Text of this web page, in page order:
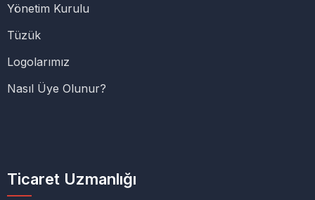
Yönetim Kurulu
Tüzük
Logolarımız
Nasıl Üye Olunur?
Ticaret Uzmanlığı